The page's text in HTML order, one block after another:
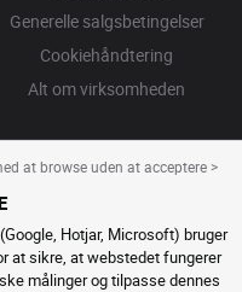
Generelle salgsbetingelser
Cookiehåndtering
Alt om virksomheden
at browse uden at acceptere >
Hotjar, Microsoft) bruger
at sikre, at webstedet fungerer
målinger og tilpasse dennes